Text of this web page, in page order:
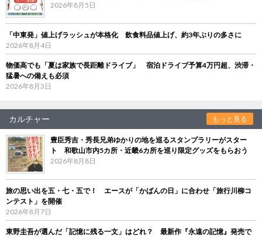
2026年8月5日
「中東発」値上げラッシュが本格化 飲食料品値上げ、約3年ぶりの多さに
2026年8月4日
物価高でも「夏は家族で長距離ドライブ」 宿泊ドライブ予算4万円超、渋滞・
猛暑への備えも必須
2026年8月3日
カルチャー もっと見る
豊臣秀吉・秀長兄弟ゆかりの地を巡るスタンプラリーがスター
ト 和歌山市内5カ所・近畿6カ所を巡り限定グッズをもらおう
2026年8月8日
旅の思い出を五・七・五で！ エースが「かばんの日」に合わせ「旅行川柳コ
ンテスト」を開催
2026年8月7日
東野圭吾が選んだ「記憶に残る一文」はどれ？ 最新作『永遠の記憶』発売で